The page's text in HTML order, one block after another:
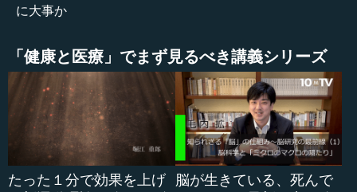
映像を撮っていたのですが、そのビデオカメラで新しい入
れ歯で物を噛んでいる映像を撮ってきてくれました。スタ
ッフがいうには、「うちのおじいちゃんが、こんなに物を
嚙めるようになりました」ということでした。こうした試
みは面白いなと思い、それからはそうした映像を撮ってい
くという取り組みを続けていきました。その結果、歩けな
い人が歩き出したりするような成果が得られました。
に大事か
「健康と医療」でまず見るべき講義シリーズ
たった１分で効果を上げ
脳が生きている、死んで